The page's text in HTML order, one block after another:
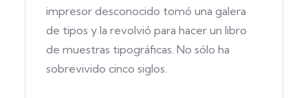
impresor desconocido tomó una galera
de tipos y la revolvió para hacer un libro
de muestras tipográficas. No sólo ha
sobrevivido cinco siglos.